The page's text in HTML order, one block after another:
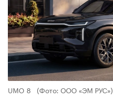
UMO 8 (Фото: ООО «ЭМ РУС»)